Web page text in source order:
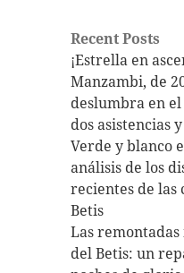
Recent Posts
¡Estrella en
Manzambi, de
deslumbra en
dos asistencias
Verde y blanco
análisis de los
recientes de las
Betis
Las
del Betis: un